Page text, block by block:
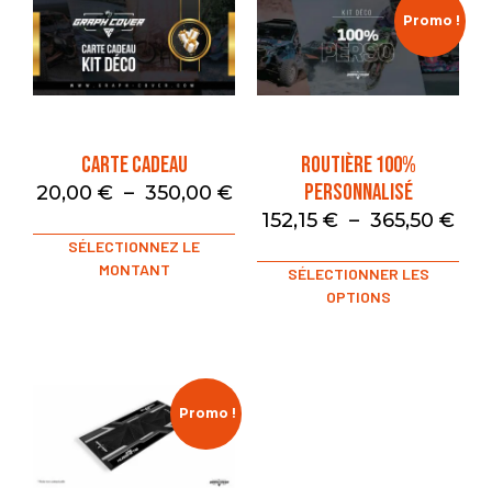
Carte Cadeau
20,00 € – 350,00 €
SÉLECTIONNEZ LE
MONTANT
Promo !
Routière 100%
Personnalisé
152,15 € – 365,50 €
SÉLECTIONNER LES
OPTIONS
Promo !